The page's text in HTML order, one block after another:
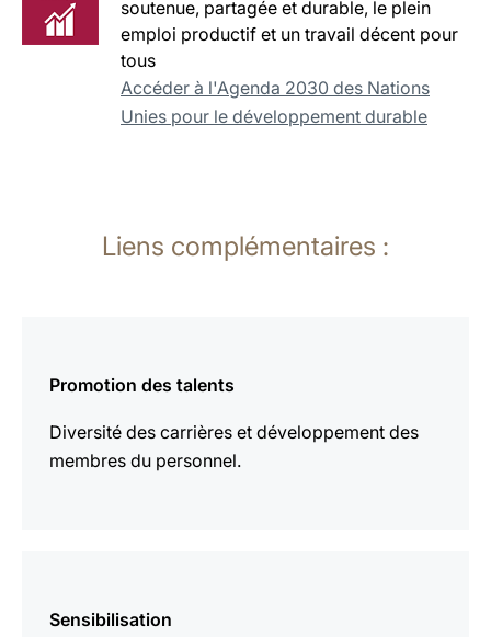
soutenue, partagée et durable, le plein
emploi productif et un travail décent pour
tous
Accéder à l'Agenda 2030 des Nations
Unies pour le développement durable
Liens complémentaires :
Promotion des talents
Diversité des carrières et développement des
membres du personnel.
plus
Sensibilisation
plus